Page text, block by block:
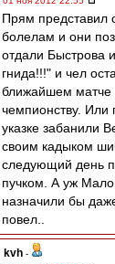
Прям представил
болелам и они
отдали Быстрова
гнида!!!" и чел
ближайшем матче
чемпионству. Или
указке забанили
своим кадыком
следующий день
пучком. А уж
назначили бы
повел..
kvh -